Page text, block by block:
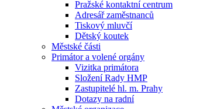
Pražské kontaktní centrum
Adresář zaměstnanců
Tiskový mluvčí
Dětský koutek
Městské části
Primátor a volené orgány
Vizitka primátora
Složení Rady HMP
Zastupitelé hl. m. Prahy
Dotazy na radní